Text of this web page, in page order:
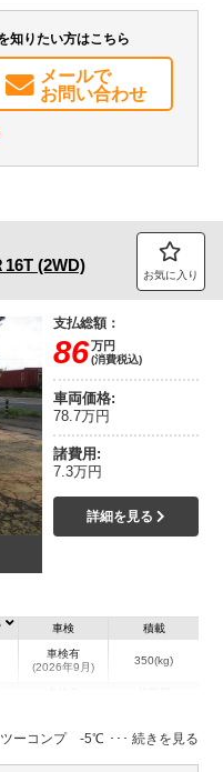
知りたい方はこちら
メールで
お問い合わせ
16T (2WD) お気に入り
支払総額：
86万円
(消費税込)
車両価格:
78.7万円
諸費用:
7.3万円
詳細を見る
車検
車検有
(2026年9月)
積載
350(kg)
無
ーコンプ -5℃表示 日章冷凍